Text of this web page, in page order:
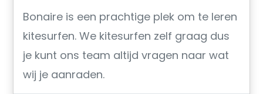
Bonaire is een prachtige plek om te leren
kitesurfen. We kitesurfen zelf graag dus
je kunt ons team altijd vragen naar wat
wij je aanraden.